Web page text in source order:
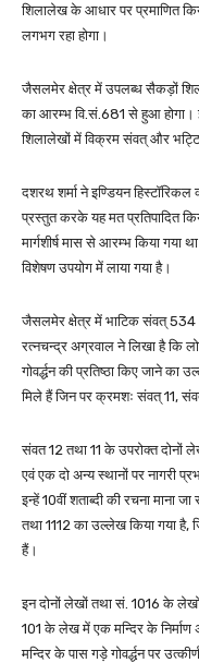
शिलालेख के आधार पर प्रमाणित
लगभग रहा होगा।
जैसलमेर क्षेत्र में उपलब्ध सैकड़ों
का आरम्भ वि.सं.681 से हुआ होगा।
शिलालेखों में विक्रम संवत् और
दशरथ शर्मा ने इण्डियन
प्रस्तुत करके यह मत प्रतिपादित
मार्गशीर्ष मास से आरम्भ किया गया
विशेषण उपयोग में लाया गया है।
जैसलमेर क्षेत्र में भाटिक संवत् 534
रत्नचन्द्र अग्रवाल ने लिखा है कि
गोवर्द्धन की प्रतिष्ठा किए जाने का
मिले हैं जिन पर क्रमशः संवत् 11,
संवत 12 तथा 11 के उपरोक्त दोनों
एवं एक दो अन्य स्थानों पर नागरी
इन्हें 10वीं शताब्दी की रचना माना
तथा 1112 का उल्लेख किया गया है,
हैं।
इन दोनों लेखों तथा सं. 1016 के
101 के लेख में एक मन्दिर के निर्माण
मन्दिर के पास गड़े गोवर्द्धन पर